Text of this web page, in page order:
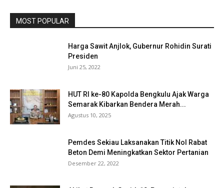
MOST POPULAR
Harga Sawit Anjlok, Gubernur Rohidin Surati
Presiden
Juni 25, 2022
HUT RI ke-80 Kapolda Bengkulu Ajak Warga
Semarak Kibarkan Bendera Merah...
Agustus 10, 2025
Pemdes Sekiau Laksanakan Titik Nol Rabat
Beton Demi Meningkatkan Sektor Pertanian
Desember 22, 2022